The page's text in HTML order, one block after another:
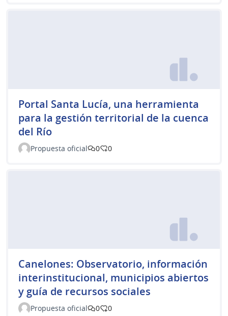
Portal Santa Lucía, una herramienta
para la gestión territorial de la cuenca
del Río
Propuesta oficial 0 0
Canelones: Observatorio, información
interinstitucional, municipios abiertos
y guía de recursos sociales
Propuesta oficial 0 0